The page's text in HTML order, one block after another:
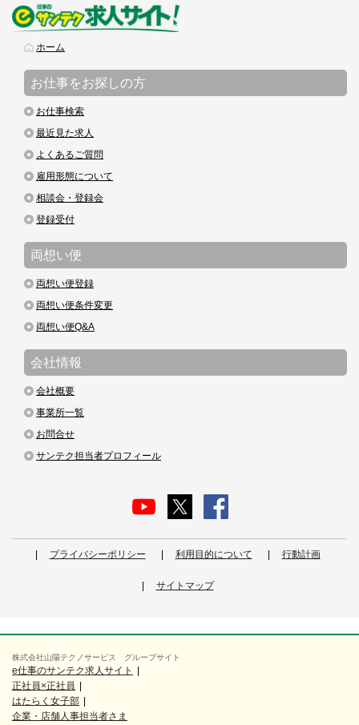
ホーム
お仕事をお探しの方
お仕事検索
最近見た求人
よくあるご質問
雇用形態について
相談会・登録会
登録受付
両想い便
両想い便登録
両想い便条件変更
両想い便Q&A
会社情報
会社概要
事業所一覧
お問合せ
サンテク担当者プロフィール
プライバシーポリシー 利用目的について 行動計画
サイトマップ
株式会社山陽テクノサービス グループサイト
e仕事のサンテク求人サイト
正社員×正社員
はたらく女子部
企業・店舗人事担当者さま